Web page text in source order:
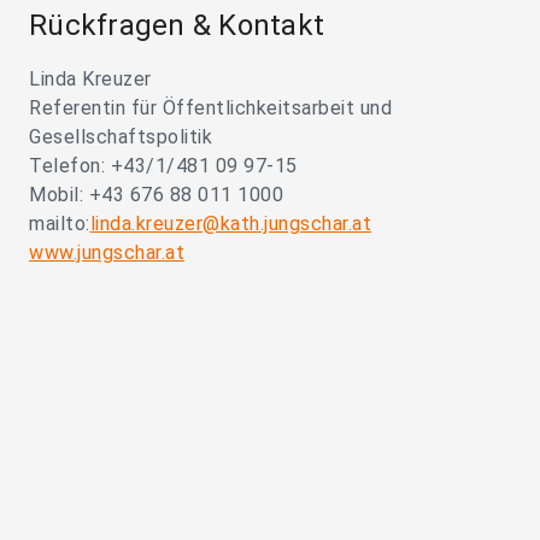
Rückfragen & Kontakt
Linda Kreuzer
Referentin für Öffentlichkeitsarbeit und
Gesellschaftspolitik
Telefon: +43/1/481 09 97-15
Mobil: +43 676 88 011 1000
mailto: linda.kreuzer@kath.jungschar.at
www.jungschar.at